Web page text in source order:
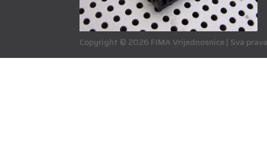
Copyright © 2026 FIMA Vrijednosnice | Sva